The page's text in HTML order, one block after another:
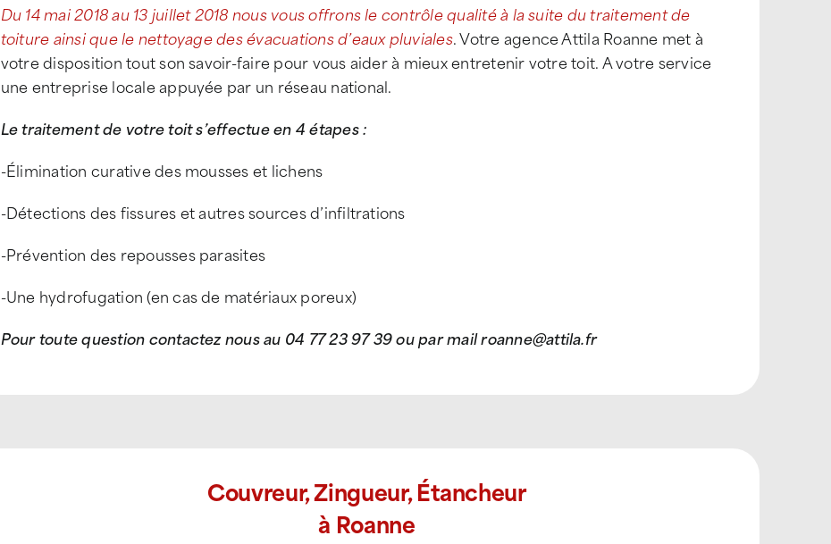
Du 14 mai 2018 au 13 juillet 2018 nous vous offrons le contrôle qualité à la suite du traitement de
toiture ainsi que le nettoyage des évacuations d’eaux pluviales. Votre agence Attila Roanne met à
votre disposition tout son savoir-faire pour vous aider à mieux entretenir votre toit. A votre service
une entreprise locale appuyée par un réseau national.
Le traitement de votre toit s’effectue en 4 étapes :
-Élimination curative des mousses et lichens
-Détections des fissures et autres sources d’infiltrations
-Prévention des repousses parasites
-Une hydrofugation (en cas de matériaux poreux)
Pour toute question contactez nous au 04 77 23 97 39 ou par mail roanne@attila.fr
Couvreur, Zingueur, Étancheur
à Roanne